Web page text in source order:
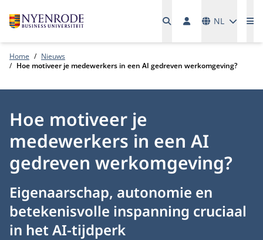
NL
Home
Nieuws
Hoe motiveer je medewerkers in een AI gedreven werkomgeving?
Hoe motiveer je
medewerkers in een AI
gedreven werkomgeving?
Eigenaarschap, autonomie en
betekenisvolle inspanning cruciaal
in het AI-tijdperk